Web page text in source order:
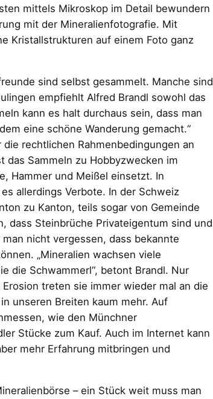
mittels Mikroskop im Detail bewundern
mit der Mineralienfotografie. Mit
Kristallstrukturen auf einem Foto ganz
sind selbst gesammelt. Manche sind
empfiehlt Alfred Brandl sowohl das
kann es halt durchaus sein, dass man
eine schöne Wanderung gemacht.“
rechtlichen Rahmenbedingungen an
das Sammeln zu Hobbyzwecken im
Hammer und Meißel einsetzt. In
allerdings Verbote. In der Schweiz
zu Kanton, teils sogar von Gemeinde
dass Steinbrüche Privateigentum sind und
nicht vergessen, dass bekannte
„Mineralien wachsen viele
die Schwammerl“, betont Brandl. Nur
treten sie immer wieder mal an die
unseren Breiten kaum mehr. Auf
wie den Münchner
Stücke zum Kauf. Auch im Internet kann
mehr Erfahrung mitbringen und
– ein Stück weit muss man